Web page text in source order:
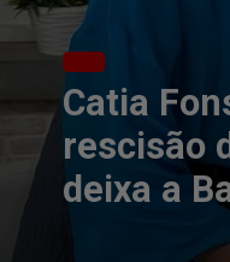
Catia
rescisão
deixa a